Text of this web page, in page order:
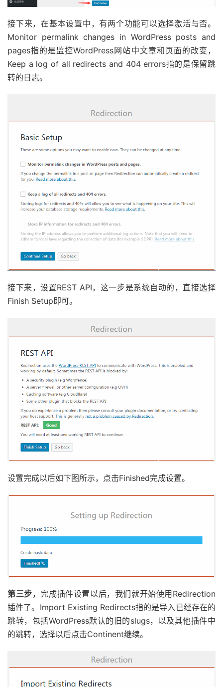
接下来，在基本设置中，有两个功能可以选择激活与否。
Monitor permalink changes in WordPress posts and
pages指的是监控WordPress网站中文章和页面的改变，
Keep a log of all redirects and 404 errors指的是保留跳
转的日志。
接下来，设置REST API，这一步是系统自动的，直接选择
Finish Setup即可。
设置完成以后如下图所示，点击Finished完成设置。
第三步，完成插件设置以后，我们就开始使用Redirection
插件了。Import Existing Redirects指的是导入已经存在的
跳转，包括WordPress默认的旧的slugs，以及其他插件中
的跳转，选择以后点击Continent继续。